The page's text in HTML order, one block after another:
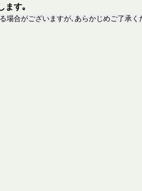
ます｡
合がございますが､あらかじめご了承く